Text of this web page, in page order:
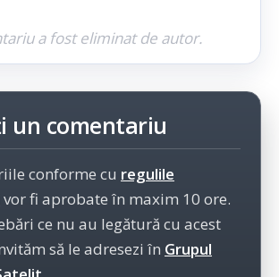
a fost eliminat de autor.
un comentariu
conforme cu regulile
vor fi aprobate în maxim 10 ore.
ce nu au legătură cu acest
să le adresezi în Grupul